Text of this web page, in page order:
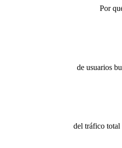
Por
de usuarios
del tráfico total